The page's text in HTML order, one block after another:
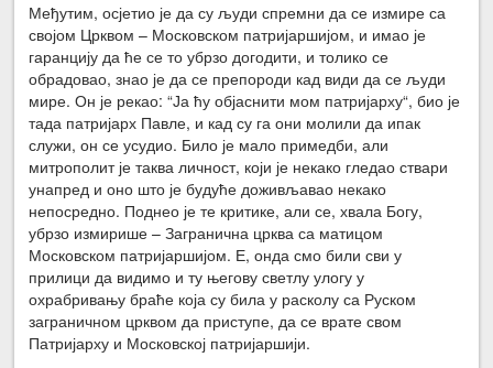
Међутим, осјетио је да су људи спремни да се измире са
својом Црквом – Московском патријаршијом, и имао је
гаранцију да ће се то убрзо догодити, и толико се
обрадовао, знао је да се препороди кад види да се људи
мире. Он је рекао: “Ја ћу објаснити мом патријарху“, био је
тада патријарх Павле, и кад су га они молили да ипак
служи, он се усудио. Било је мало примедби, али
митрополит је таква личност, који је некако гледао ствари
унапред и оно што је будуће доживљавао некако
непосредно. Поднео је те критике, али се, хвала Богу,
убрзо измирише – Загранична црква са матицом
Московском патријаршијом. Е, онда смо били сви у
прилици да видимо и ту његову светлу улогу у
охрабривању браће која су била у расколу са Руском
заграничном црквом да приступе, да се врате свом
Патријарху и Московској патријаршији.